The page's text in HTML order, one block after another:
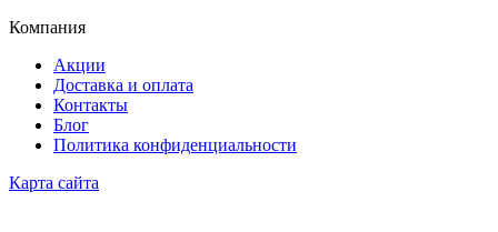
Компания
Акции
Доставка и оплата
Контакты
Блог
Политика конфиденциальности
Карта сайта